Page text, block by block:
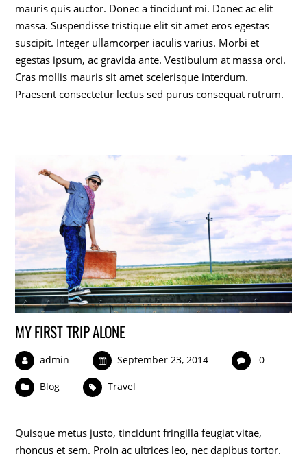
mauris quis auctor. Donec a tincidunt mi. Donec ac elit
massa. Suspendisse tristique elit sit amet eros egestas
suscipit. Integer ullamcorper iaculis varius. Morbi et
egestas ipsum, ac gravida ante. Vestibulum at massa orci.
Cras mollis mauris sit amet scelerisque interdum.
Praesent consectetur lectus sed purus consequat rutrum.
MY FIRST TRIP ALONE
admin September 23, 2014 0
Blog Travel
Quisque metus justo, tincidunt fringilla feugiat vitae,
rhoncus et sem. Proin ac ultrices leo, nec dapibus tortor.